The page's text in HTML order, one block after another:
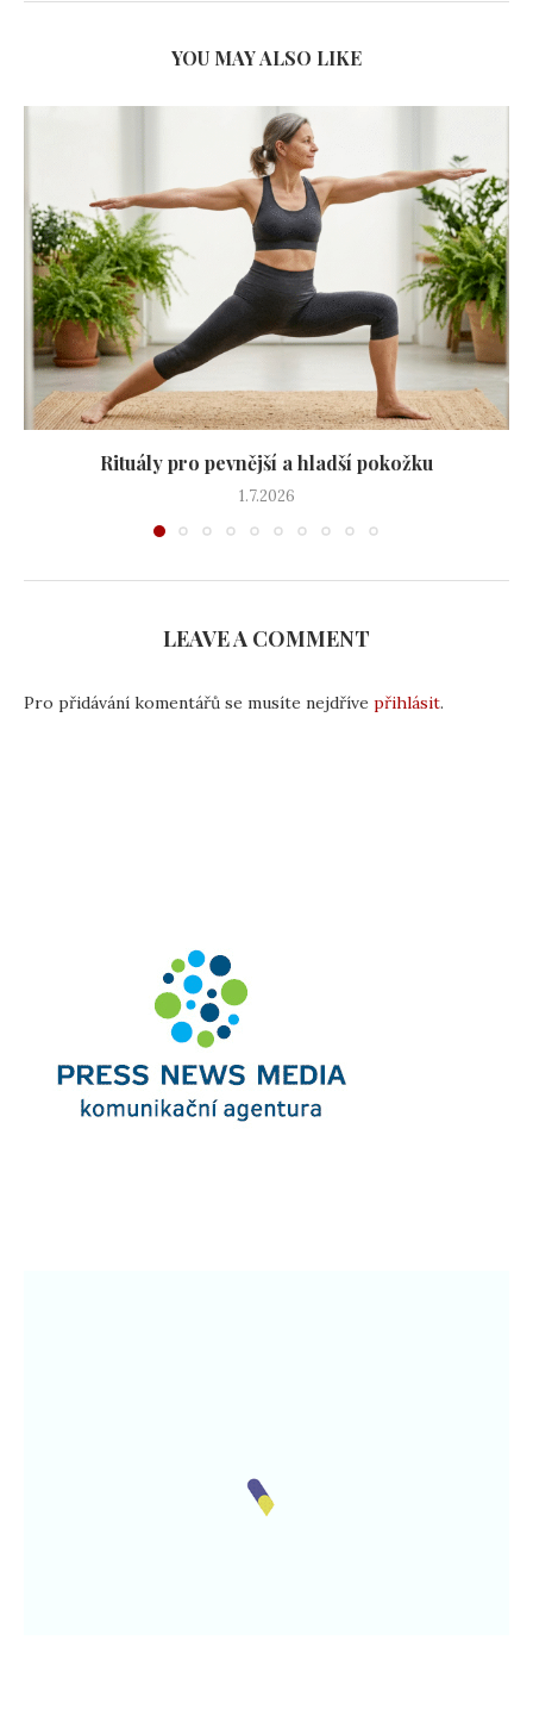
YOU MAY ALSO LIKE
Rituály pro pevnější a hladší pokožku
1.7.2026
LEAVE A COMMENT
Pro přidávání komentářů se musíte nejdříve přihlásit.